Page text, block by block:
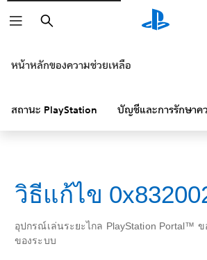
หน้าหลักของความช่วยเหลือ
สถานะ PlayStation บัญชีและการรักษาค
วิธีแก้ไข
อุปกรณ์เล่นระยะไกล PlayStation Portal™
ของระบบ